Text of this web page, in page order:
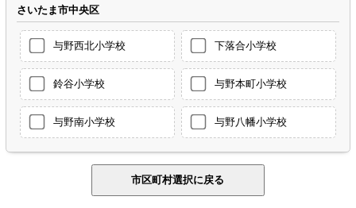
さいたま市中央区
与野西北小学校 下落合小学校
鈴谷小学校 与野本町小学校
与野南小学校 与野八幡小学校